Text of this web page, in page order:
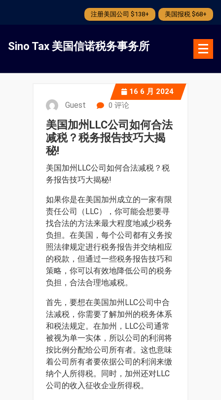
注册美国公司 $138+ 美国报税 $68+
Sino Tax 美国信诺税务事务所
16 6 月 2024
Guest 0 评论
美国加州LLC公司如何合法
减税？税务报告技巧大揭
秘!
美国加州LLC公司如何合法减税？税
务报告技巧大揭秘!
如果你是在美国加州成立的一家有限
责任公司（LLC），你可能会想要寻
找合法的方法来最大程度地减少税务
负担。在美国，每个公司都有义务按
照法律规定进行税务报告并交纳相应
的税款，但通过一些税务报告技巧和
策略，你可以有效地降低公司的税务
负担，合法合理地减税。
首先，要想在美国加州LLC公司中合
法减税，你需要了解加州的税务体系
和税法规定。在加州，LLC公司通常
被视为单一实体，所以公司的利润将
按比例分配给公司所有者。这也意味
着公司所有者要依据公司的利润来缴
纳个人所得税。同时，加州还对LLC
公司的收入征收企业所得税。